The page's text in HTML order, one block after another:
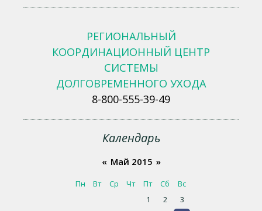
РЕГИОНАЛЬНЫЙ
КООРДИНАЦИОННЫЙ ЦЕНТР
СИСТЕМЫ
ДОЛГОВРЕМЕННОГО УХОДА
8-800-555-39-49
Календарь
« Май 2015 »
Пн Вт Ср Чт Пт Сб
Вс
1
2
3